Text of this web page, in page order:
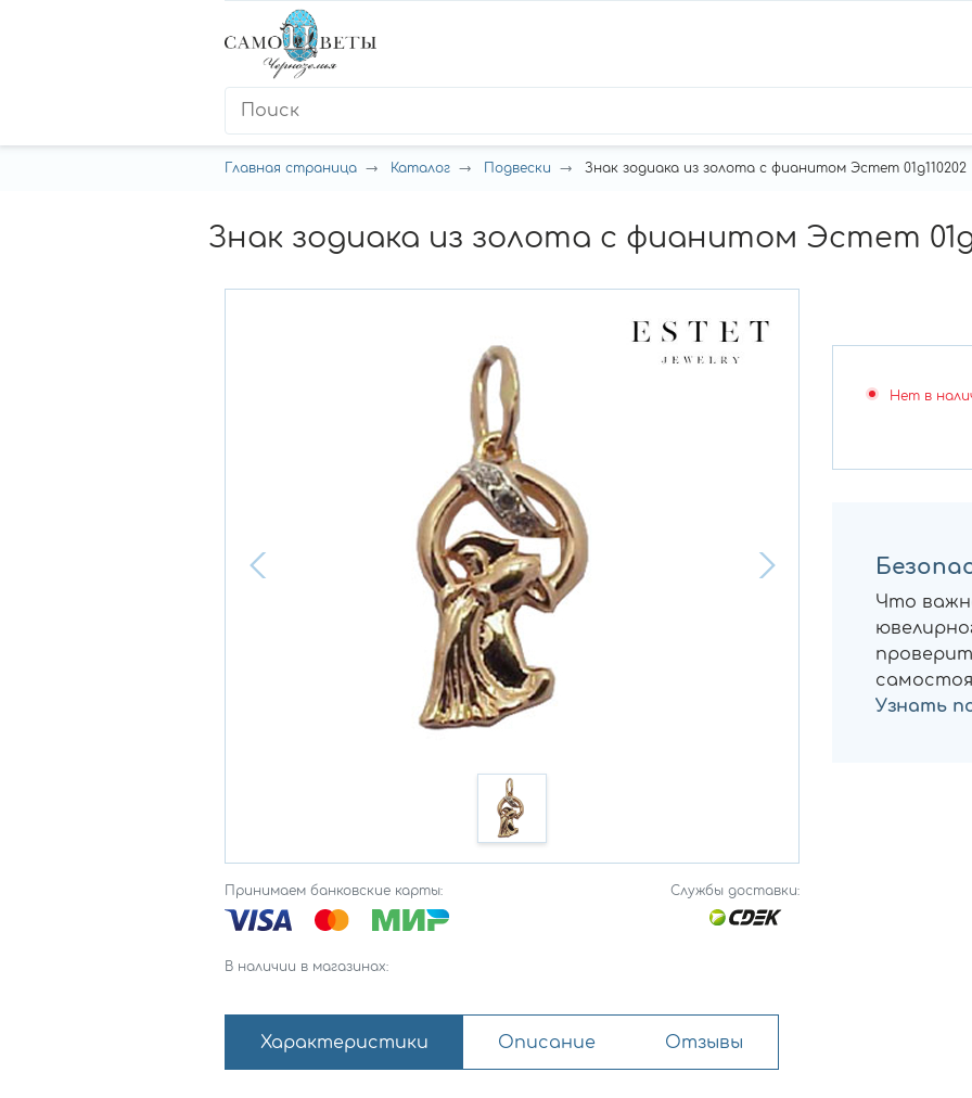
Главная страница Каталог Подвески Знак зодиака из золота с фианитом Эстет 01д110202
Знак зодиака из золота с фианитом Эстет
Принимаем банковские карты: Службы доставки:
В наличии в магазинах:
Нет в
Что
Узнать
Характеристики Описание Отзывы